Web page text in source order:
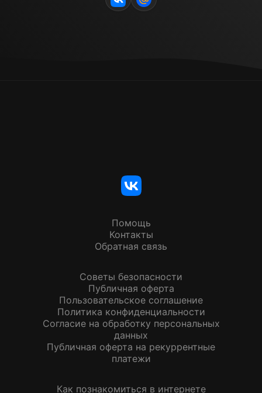
Помощь
Контакты
Обратная связь
Советы безопасности
Публичная оферта
Пользовательское соглашение
Политика конфиденциальности
Согласие на обработку персональных
данных
Публичная оферта на рекуррентные
платежи
Как познакомиться в интернете